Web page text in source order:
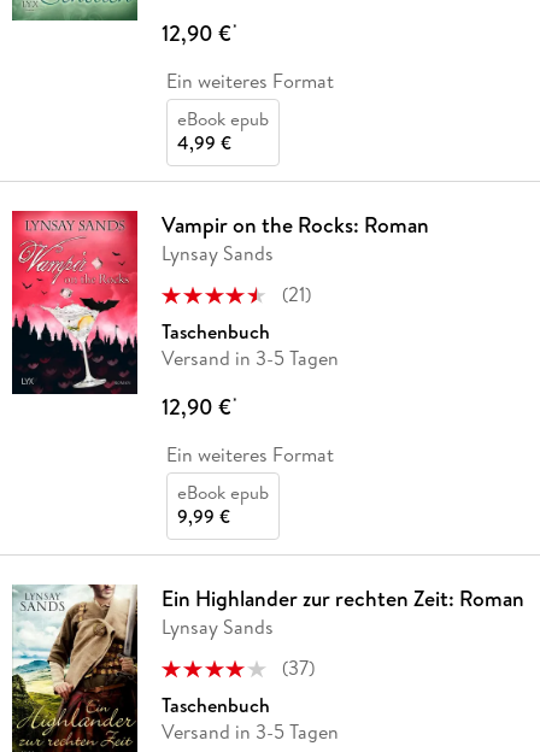
12,90 €*
Ein weiteres Format
eBook epub
4,99 €
Vampir on the Rocks: Roman
Lynsay Sands
(21)
Taschenbuch
Versand in 3-5 Tagen
12,90 €*
Ein weiteres Format
eBook epub
9,99 €
Ein Highlander zur rechten Zeit: Roman
Lynsay Sands
(37)
Taschenbuch
Versand in 3-5 Tagen